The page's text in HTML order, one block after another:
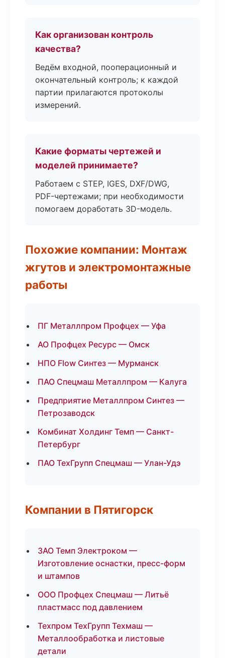
Как организован контроль
качества?
Ведём входной, пооперационный и
окончательный контроль; к каждой
партии прилагаются протоколы
измерений.
Какие форматы чертежей и
моделей принимаете?
Работаем с STEP, IGES, DXF/DWG,
PDF-чертежами; при необходимости
помогаем доработать 3D-модель.
Похожие компании: Монтаж
жгутов и электромонтажные
работы
ПГ Металлпром Профцех — Уфа
АО Профцех Ресурс — Омск
НПО Flow Синтез — Мурманск
ПАО Спецмаш Металлпром — Калуга
Предприятие Металлпром Синтез —
Петрозаводск
Комбинат Холдинг Темп — Санкт-
Петербург
ПАО ТехГрупп Спецмаш — Улан-Удэ
Компании в Пятигорск
ЗАО Темп Электроком —
Изготовление оснастки, пресс-форм
и штампов
ООО Профцех Спецмаш — Литьё
пластмасс под давлением
Техпром ТехГрупп Техмаш —
Металлообработка и листовые
детали